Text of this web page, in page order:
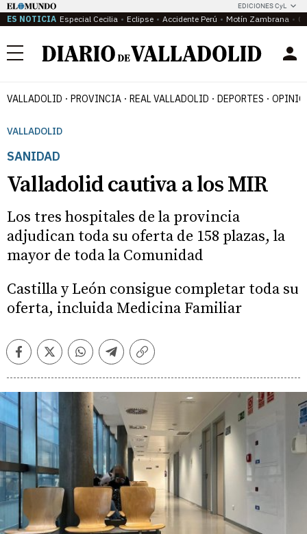
EDICIONES CyL
ES NOTICIA Especial Cecilia Eclipse Accidente Perú Motín Zambrana
Menú
VALLADOLID PROVINCIA REAL VALLADOLID DEPORTES
VALLADOLID
SANIDAD
Valladolid cautiva a los MIR
Los tres hospitales de la provincia
adjudican toda su oferta de 158 plazas, la
mayor de toda la Comunidad
Castilla y León consigue completar toda su
oferta, incluida Medicina Familiar
FacebookTwitterWhatsappTelegramCopiar